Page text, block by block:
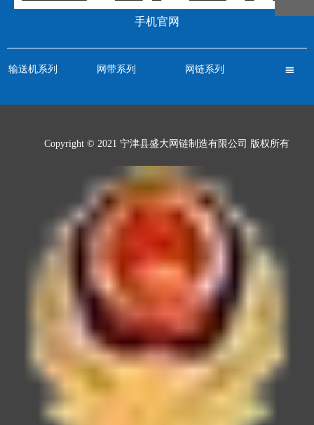
手机官网
输送机系列 网带系列 网链系列 
Copyright © 2021 宁津县盛大网链制造有限公司 版权所有